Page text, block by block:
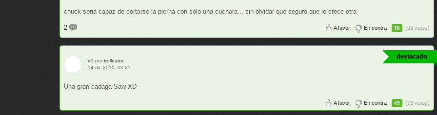
chuck seria capaz de cortarse la pierna con solo una cuchara... sin olvidar que seguro que le crece otra
2 A favor En contra 78 (92 votos)
destacado
#3 por trolleator
14 dic 2010, 00:21
Una gran cadaga Saw XD
A favor En contra 45 (73 votos)